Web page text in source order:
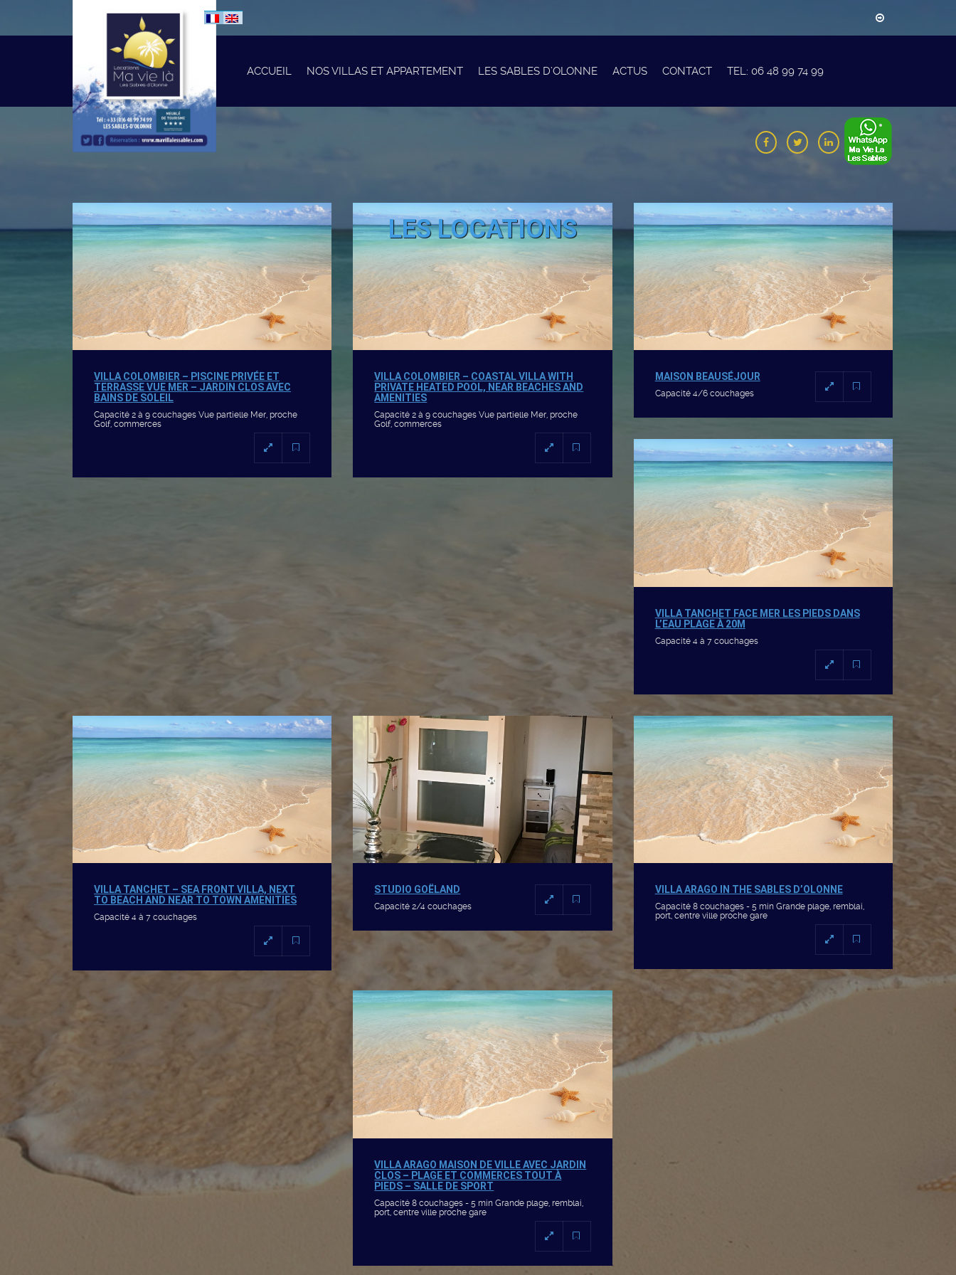
ACCUEIL NOS VILLAS ET APPARTEMENT LES SABLES D’OLONNE ACTUS CONTACT TEL: 06 48 99 74 99
LES LOCATIONS
VILLA COLOMBIER – PISCINE PRIVÉE ET
TERRASSE VUE MER – JARDIN CLOS AVEC
BAINS DE SOLEIL
Capacité 2 à 9 couchages Vue partielle Mer, proche
Golf, commerces
VILLA COLOMBIER – COASTAL VILLA WITH
PRIVATE HEATED POOL, NEAR BEACHES AND
AMENITIES
Capacité 2 à 9 couchages Vue partielle Mer, proche
Golf, commerces
MAISON BEAUSÉJOUR
Capacité 4/6 couchages
VILLA TANCHET FACE MER LES PIEDS DANS
L’EAU PLAGE À 20M
Capacité 4 à 7 couchages
VILLA TANCHET – SEA FRONT VILLA, NEXT
TO BEACH AND NEAR TO TOWN AMENITIES
Capacité 4 à 7 couchages
STUDIO GOËLAND
Capacité 2/4 couchages
VILLA ARAGO IN THE SABLES D’OLONNE
Capacité 8 couchages - 5 min Grande plage, remblai,
port, centre ville proche gare
VILLA ARAGO MAISON DE VILLE AVEC JARDIN
CLOS – PLAGE ET COMMERCES TOUT À
PIEDS – SALLE DE SPORT
Capacité 8 couchages - 5 min Grande plage, remblai,
port, centre ville proche gare